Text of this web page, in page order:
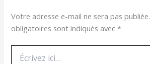
Votre adresse e-mail ne sera pas publiée.
obligatoires sont indiqués avec*
ici…